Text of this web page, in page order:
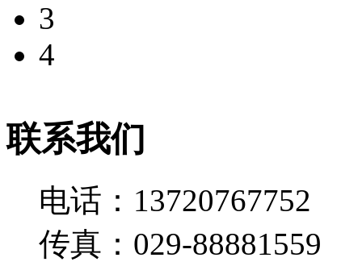
3
4
联系我们
电话：13720767752
传真：029-88881559